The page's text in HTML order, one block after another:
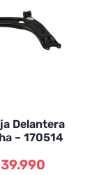
Delantera
– 170514